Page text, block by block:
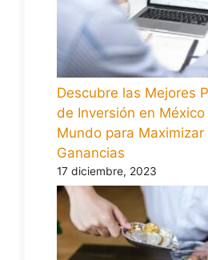
Descubre las Mejores
de Inversión en
Mundo para Maximizar
Ganancias
17 diciembre, 2023